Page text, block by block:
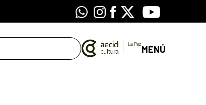
WhatsappInstagram
Facebook
X Youtube
MENÚ